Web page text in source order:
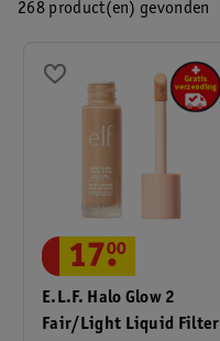
268 product(en) gevonden
E.l.f. Halo Glow 2
Fair/Light Liquid Filter
17.
00